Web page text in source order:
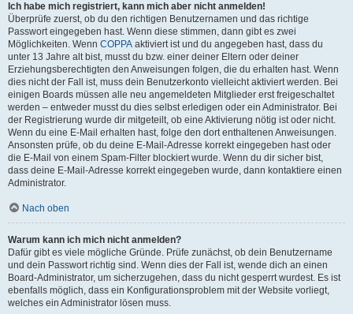
Ich habe mich registriert, kann mich aber nicht anmelden!
Überprüfe zuerst, ob du den richtigen Benutzernamen und das richtige
Passwort eingegeben hast. Wenn diese stimmen, dann gibt es zwei
Möglichkeiten. Wenn COPPA aktiviert ist und du angegeben hast, dass du
unter 13 Jahre alt bist, musst du bzw. einer deiner Eltern oder deiner
Erziehungsberechtigten den Anweisungen folgen, die du erhalten hast. Wenn
dies nicht der Fall ist, muss dein Benutzerkonto vielleicht aktiviert werden. Bei
einigen Boards müssen alle neu angemeldeten Mitglieder erst freigeschaltet
werden – entweder musst du dies selbst erledigen oder ein Administrator. Bei
der Registrierung wurde dir mitgeteilt, ob eine Aktivierung nötig ist oder nicht.
Wenn du eine E-Mail erhalten hast, folge den dort enthaltenen Anweisungen.
Ansonsten prüfe, ob du deine E-Mail-Adresse korrekt eingegeben hast oder
die E-Mail von einem Spam-Filter blockiert wurde. Wenn du dir sicher bist,
dass deine E-Mail-Adresse korrekt eingegeben wurde, dann kontaktiere einen
Administrator.
Nach oben
Warum kann ich mich nicht anmelden?
Dafür gibt es viele mögliche Gründe. Prüfe zunächst, ob dein Benutzername
und dein Passwort richtig sind. Wenn dies der Fall ist, wende dich an einen
Board-Administrator, um sicherzugehen, dass du nicht gesperrt wurdest. Es ist
ebenfalls möglich, dass ein Konfigurationsproblem mit der Website vorliegt,
welches ein Administrator lösen muss.